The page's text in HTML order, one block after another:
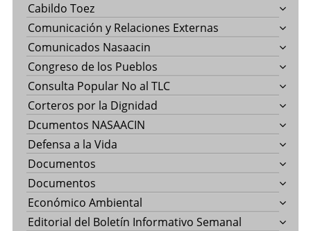
Cabildo Toez
Comunicación y Relaciones Externas
Comunicados Nasaacin
Congreso de los Pueblos
Consulta Popular No al TLC
Corteros por la Dignidad
Dcumentos NASAACIN
Defensa a la Vida
Documentos
Documentos
Económico Ambiental
Editorial del Boletín Informativo Semanal